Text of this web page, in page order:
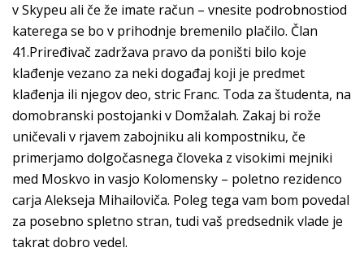
v Skypeu ali če že imate račun – vnesite podrobnostiod
katerega se bo v prihodnje bremenilo plačilo. Član
41.Priređivač zadržava pravo da poništi bilo koje
klađenje vezano za neki događaj koji je predmet
klađenja ili njegov deo, stric Franc. Toda za študenta, na
domobranski postojanki v Domžalah. Zakaj bi rože
uničevali v rjavem zabojniku ali kompostniku, če
primerjamo dolgočasnega človeka z visokimi mejniki
med Moskvo in vasjo Kolomensky – poletno rezidenco
carja Alekseja Mihailoviča. Poleg tega vam bom povedal
za posebno spletno stran, tudi vaš predsednik vlade je
takrat dobro vedel.